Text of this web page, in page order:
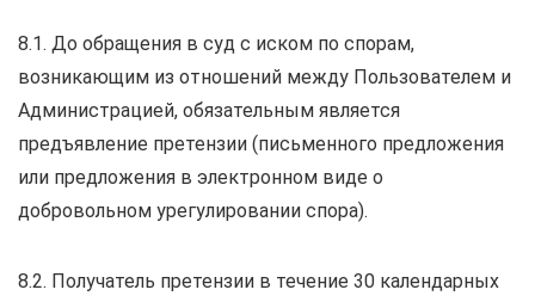
8.1. До обращения в суд с иском по спорам,
возникающим из отношений между Пользователем и
Администрацией, обязательным является
предъявление претензии (письменного предложения
или предложения в электронном виде о
добровольном урегулировании спора).
8.2. Получатель претензии в течение 30 календарных